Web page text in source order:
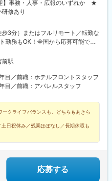
】事務・人事・広報のいずれか ★
修あり
歩3分）またはフルリモート／転勤な
勤務もOK！全国から応募可能で
実施■本社東京都渋谷区千駄ヶ谷3-
FD-13＜アクセス＞・東京メ
・都営地下鉄「国立競技場駅」A4
＝＝＞＞★check！◎安心して上京
ポートします。◎独り立ち後はリモ
トワークの先輩も。遠方の方はフル
テージの変化に合わせて、柔軟な働
前駅
目／前職：ホテルフロントスタッフ
目／前職：アパレルスタッフ
ークライフバランスも。どちらもあきら
日祝休み／残業ほぼなし／長期休暇も
応募する